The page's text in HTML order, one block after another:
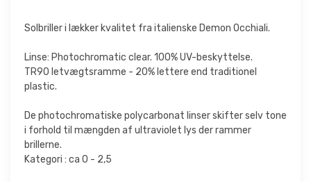
Solbriller i lækker kvalitet fra italienske Demon Occhiali.
Linse: Photochromatic clear. 100% UV-beskyttelse.
TR90 letvægtsramme - 20% lettere end traditionel
plastic.
De photochromatiske polycarbonat linser skifter selv tone
i forhold til mængden af ultraviolet lys der rammer
brillerne.
Kategori : ca 0 - 2,5